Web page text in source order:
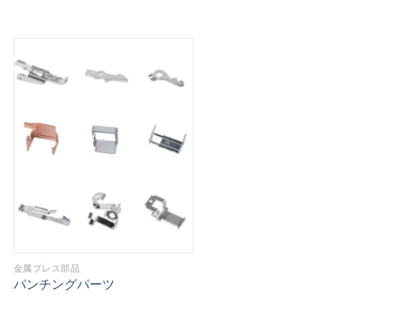
金属プレス部品
パンチングパーツ